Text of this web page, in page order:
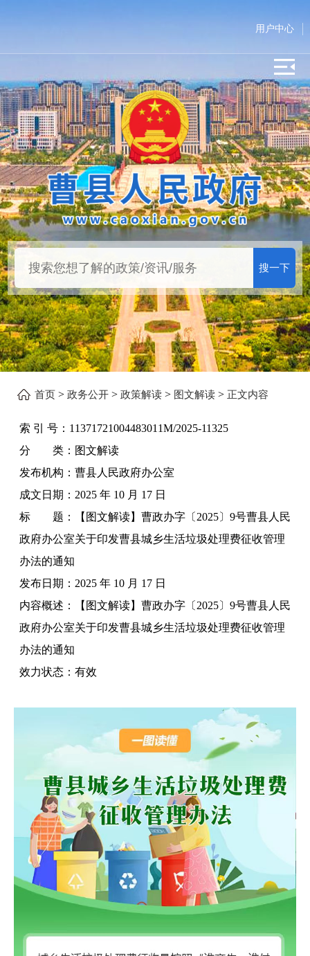
用户中心
搜一下
首页 > 政务公开 > 政策解读 > 图文解读 > 正文内容
索 引 号： 11371721004483011M/2025-11325
分 类： 图文解读
发布机构： 曹县人民政府办公室
成文日期： 2025 年 10 月 17 日
标 题：
【图文解读】曹政办字〔2025〕9号曹县人民
政府办公室关于印发曹县城乡生活垃圾处理费征收管理
办法的通知
发布日期： 2025 年 10 月 17 日
内容概述：
【图文解读】曹政办字〔2025〕9号曹县人民
政府办公室关于印发曹县城乡生活垃圾处理费征收管理
办法的通知
效力状态： 有效